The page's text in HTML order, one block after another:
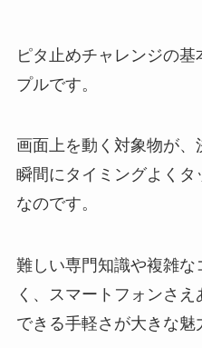
ピタ止めチャレンジの
プルです。
画面上を動く対象物が
瞬間にタイミングよく
なのです。
難しい専門知識や複雑な
く、スマートフォンさ
できる手軽さが大きな魅